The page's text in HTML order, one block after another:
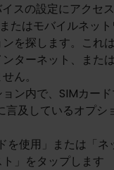
スの設定にアクセス
たはモバイルネッ
を探します。これ
ターネット、また
ん。
ン内で、SIMカー
言及しているオプシ
を使用」または「
」をタップします